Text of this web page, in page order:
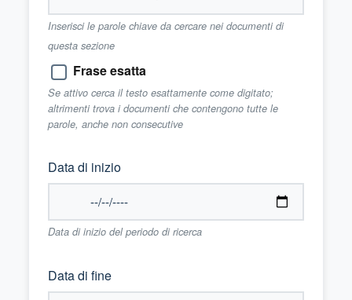
Inserisci le parole chiave da cercare nei documenti di
questa sezione
Frase esatta
Se attivo cerca il testo esattamente come digitato;
altrimenti trova i documenti che contengono tutte le
parole, anche non consecutive
Data di inizio
Data di inizio del periodo di ricerca
Data di fine